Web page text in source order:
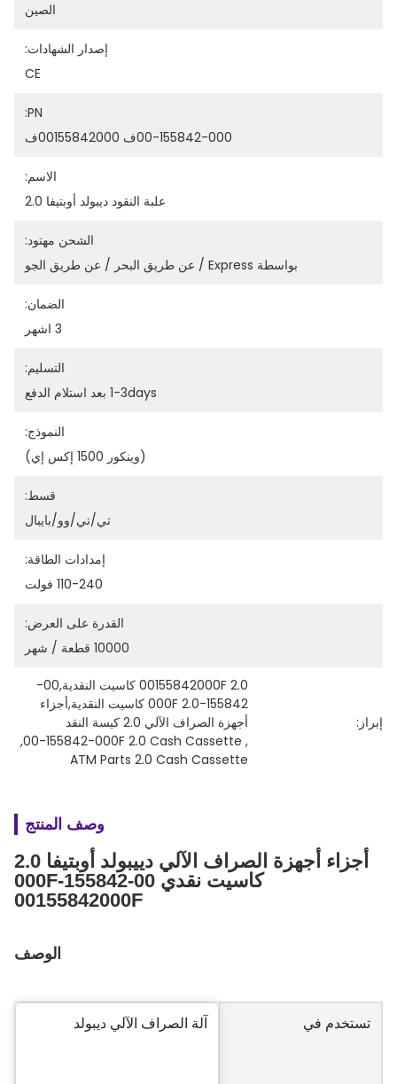
الصين
إصدار الشهادات:
CE
PN:
00-155842-000ف 00155842000ف
الاسم:
علبة النقود ديبولد أوبتيفا 2.0
الشحن مهتود:
بواسطة Express / عن طريق البحر / عن طريق الجو
الضمان:
3 اشهر
التسليم:
1-3days بعد استلام الدفع
النموذج:
(وينكور 1500 إكس إي)
قسط:
تي/تي/وو/بايبال
إمدادات الطاقة:
110-240 فولت
القدرة على العرض:
10000 قطعة / شهر
إبراز:
00155842000F 2.0 كاسيت النقدية,00-
أجهزة الصراف الآلي 2.0 كيسة النقد
,
00-155842-000F 2.0 Cash Cassette
,
ATM Parts 2.0 Cash Cassette
وصف المنتج
أجزاء أجهزة الصراف الآلي دييبولد أوبتيفا 2.0
كاسيت نقدي 00-155842-000F
00155842000F
الوصف
تستخدم في آلة الصراف الآلي ديبولد